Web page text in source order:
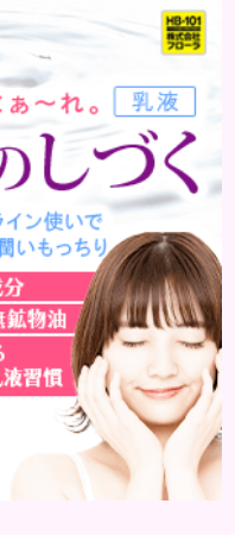
どんな種類のできも
きましょう。 水疱 ご
ますが、すいほ
皮下にできるもので